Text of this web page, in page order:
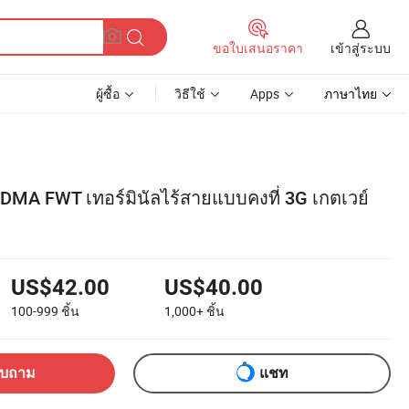
ขอใบเสนอราคา เข้าสู่ระบบ
ผู้ซื้อ วิธีใช้ Apps ภาษาไทย
FWT เทอร์มินัลไร้สายแบบคงที่ 3G เกตเวย์
US$42.00
100-999 ชิ้น
US$40.00
1,000+ ชิ้น
ถาม แชท